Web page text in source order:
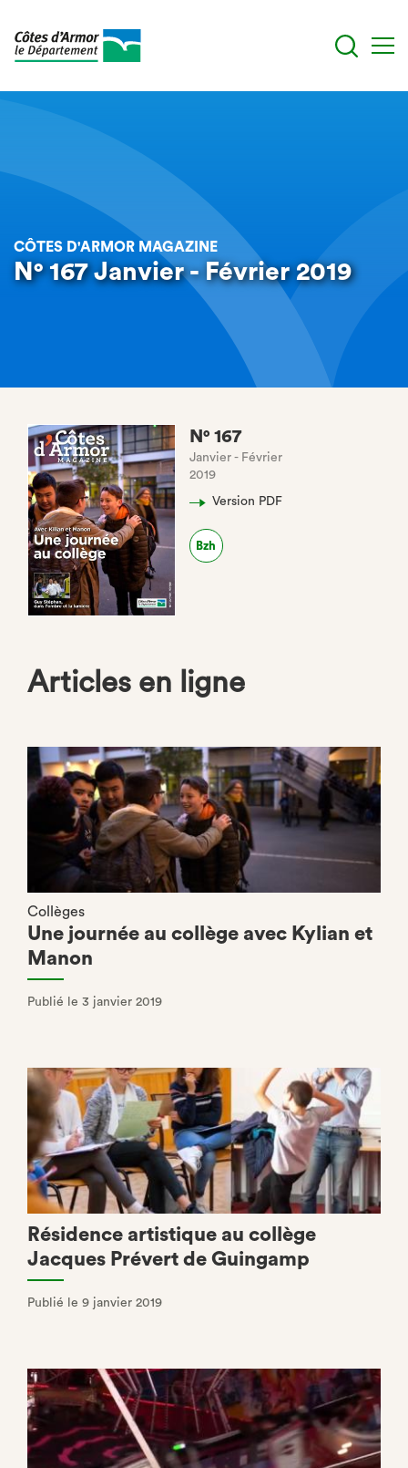
CÔTES D'ARMOR MAGAZINE
N° 167 Janvier - Février 2019
N° 167
Janvier - Février
2019
Version PDF
onglet)
Bzh
(nouvel
Articles en ligne
Collèges
Une journée au collège avec Kylian et
Manon
Publié le 3 janvier 2019
Résidence artistique au collège
Jacques Prévert de Guingamp
Publié le 9 janvier 2019